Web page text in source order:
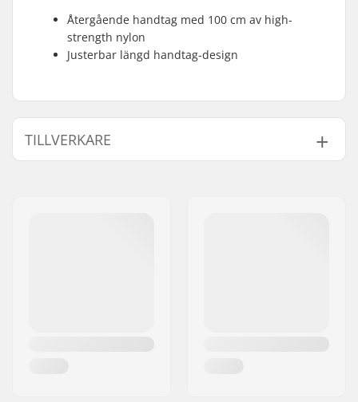
Återgående handtag med 100 cm av high-
strength nylon
Justerbar längd handtag-design
TILLVERKARE